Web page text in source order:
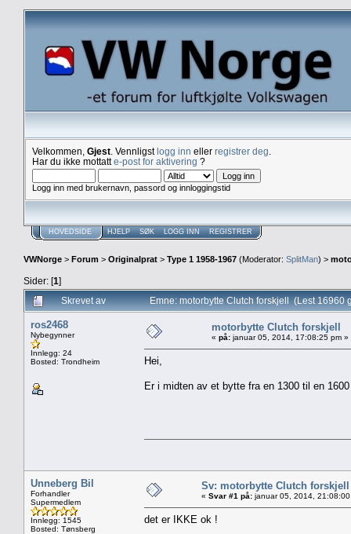
Velkommen, Gjest . Vennligstlogg inn eller registrer deg
Har du ikke mottatte-post for aktivering ?
Logg inn med brukernavn, passord og innloggingstid
HOVEDSIDE HJELP SØK LOGG INN REGISTRER
VWNorge > Forum > Originalprat > Type 1 1958-1967 (Moderator: SplitMan) >
Sider: [1]
Skrevet av
Emne: motorbytte Clutch forskjell (Lest 16960
ros2468
Nybegynner
Innlegg: 24
Bosted: Trondheim
motorbytte Clutch forskjell
« på: januar 05, 2014, 17:08:25 pm »
Hei,
Er i midten av et bytte fra en 1300 til en
Unneberg Bil
Forhandler
Supermedlem
Innlegg: 1545
Bosted: Tønsberg
Sv: motorbytte Clutch forskjell
« Svar #1 på: januar 05, 2014,
det er IKKE ok !